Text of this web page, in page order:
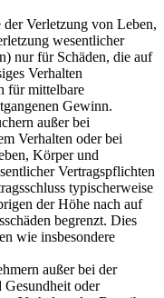
Verletzung von Leben,
wesentlicher
nur für Schäden, die auf
Verhalten
für mittelbare
Gewinn.
außer bei
Verhalten oder bei
Körper und
Vertragspflichten
typischerweise
der Höhe nach auf
begrenzt. Dies
wie insbesondere
außer bei der
oder